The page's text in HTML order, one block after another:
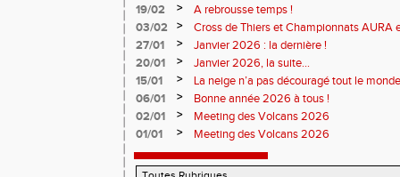
19/02
>
A rebrousse temps !
03/02
>
Cross de Thiers et Championnats AURA
27/01
>
Janvier 2026 : la dernière !
20/01
>
Janvier 2026, la suite...
15/01
>
La neige n’a pas découragé tout le
06/01
>
Bonne année 2026 à tous !
02/01
>
Meeting des Volcans 2026
01/01
> Meeting des Volcans 2026